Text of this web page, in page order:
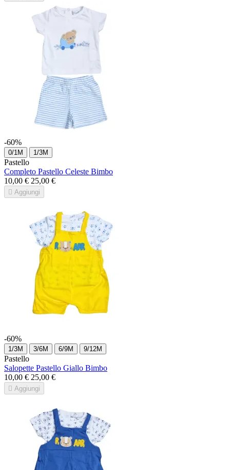
-60%
0/1M 1/3M
Pastello
Completo Pastello Celeste Bimbo
10,00 € 25,00 €
 Aggiungi
-60%
1/3M 3/6M 6/9M 9/12M
Pastello
Salopette Pastello Giallo Bimbo
10,00 € 25,00 €
 Aggiungi